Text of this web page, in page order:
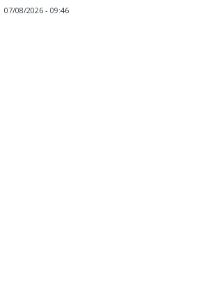
07/08/2026 - 09:46